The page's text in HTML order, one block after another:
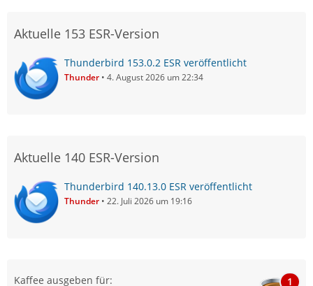
Aktuelle 153 ESR-Version
Thunderbird 153.0.2 ESR veröffentlicht
Thunder 4. August 2026 um 22:34
Aktuelle 140 ESR-Version
Thunderbird 140.13.0 ESR veröffentlicht
Thunder 22. Juli 2026 um 19:16
Kaffee ausgeben für: 1